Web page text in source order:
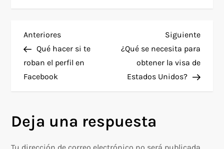
N
a
v
g
Entrada
anterior
Anteriores
Qué hacer si te
roban el perfil en
Facebook
Siguiente
¿Qué se necesita para
obtener la visa de
Estados Unidos?
Deja una respuesta